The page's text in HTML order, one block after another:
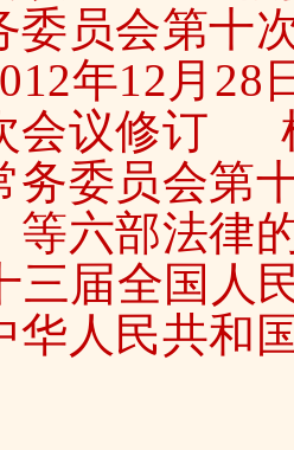
委员会第十
年12月28
会议修订
务委员会第
等六部法
三届全国人
华人民共和